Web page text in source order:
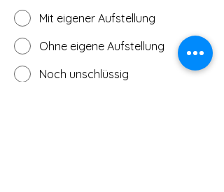
Mit eigener Aufstellung
Ohne eigene Aufstellung
Noch unschlüssig